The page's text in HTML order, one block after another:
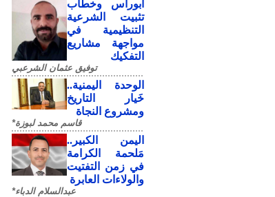
أبوراس وخطاب
تثبيت الشرعية
التنظيمية في
مواجهة مشاريع
التفكيك
توفيق عثمان الشرعبي
الوحدة اليمنية..
خَيار التاريخ
ومشروع النجاة
قاسم محمد لبوزة*
​اليمن الكبير..
مَلحمة الكرامة
في زمن التفتيت
والولاءات العابرة
عبدالسلام الدباء*